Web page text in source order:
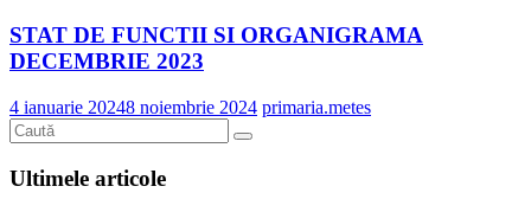
STAT DE FUNCTII SI ORGANIGRAMA
DECEMBRIE 2023
4 ianuarie 20248 noiembrie 2024 primaria.metes
Ultimele articole